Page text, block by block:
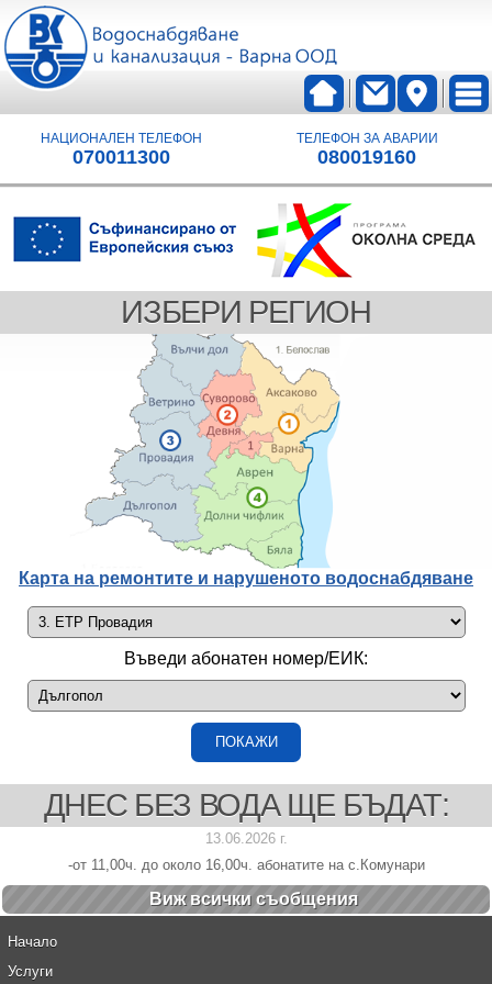
НАЦИОНАЛЕН ТЕЛЕФОН
070011300
ТЕЛЕФОН ЗА АВАРИИ
080019160
ИЗБЕРИ РЕГИОН
Карта на ремонтите и нарушеното водоснабдяване
Въведи абонатен номер/ЕИК:
ДНЕС БЕЗ ВОДА ЩЕ БЪДАТ:
13.06.2026 г.
-от 11,00ч. до около 16,00ч. абонатите на с.Комунари
Виж всички cъобщения
Начало
Услуги